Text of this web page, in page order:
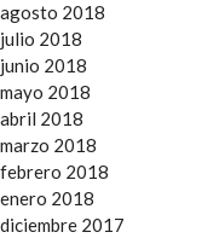
agosto 2018
julio 2018
junio 2018
mayo 2018
abril 2018
marzo 2018
febrero 2018
enero 2018
diciembre 2017